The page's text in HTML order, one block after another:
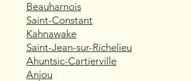
Beauharnois
Saint-Constant
Kahnawake
Saint-Jean-sur-Richelieu
Ahuntsic-Cartierville
Anjou